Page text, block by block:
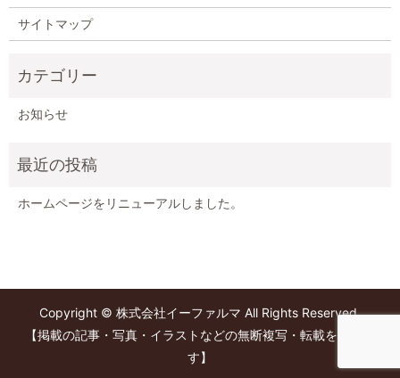
サイトマップ
お知らせ
ホームページをリニューアルしました。
Copyright © 株式会社イーファルマ All Rights Reserved.
【掲載の記事・写真・イラストなどの無断複写・転載を禁じま
す】